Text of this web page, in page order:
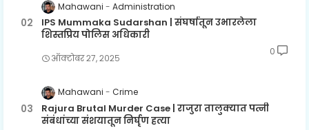
Mahawani Administration
IPS Mummaka Sudarshan | संघर्षातून उभारलेला
शिस्तप्रिय पोलिस अधिकारी
ऑक्टोबर २७, २०२५
0
Mahawani Crime
Rajura Brutal Murder Case | राजुरा तालुक्यात पत्नी
संबंधांच्या संशयातून निर्घृण हत्या